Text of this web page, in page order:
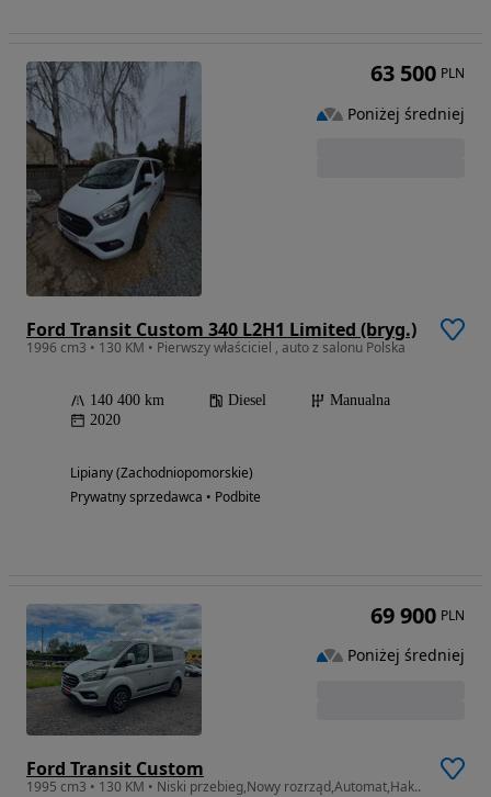
Ford Transit Custom 340 L2H1 Limited (bryg.)
1996 cm3 • 130 KM • Pierwszy właściciel , auto z salonu Polska
140 400 km Diesel
Manualna
2020
Lipiany (Zachodniopomorskie)
Prywatny sprzedawca • Podbite
63 500 PLN
Poniżej średniej
Ford Transit Custom
1995 cm3 • 130 KM • Niski przebieg,Nowy rozrząd,Automat,Hak..
69 900 PLN
Poniżej średniej